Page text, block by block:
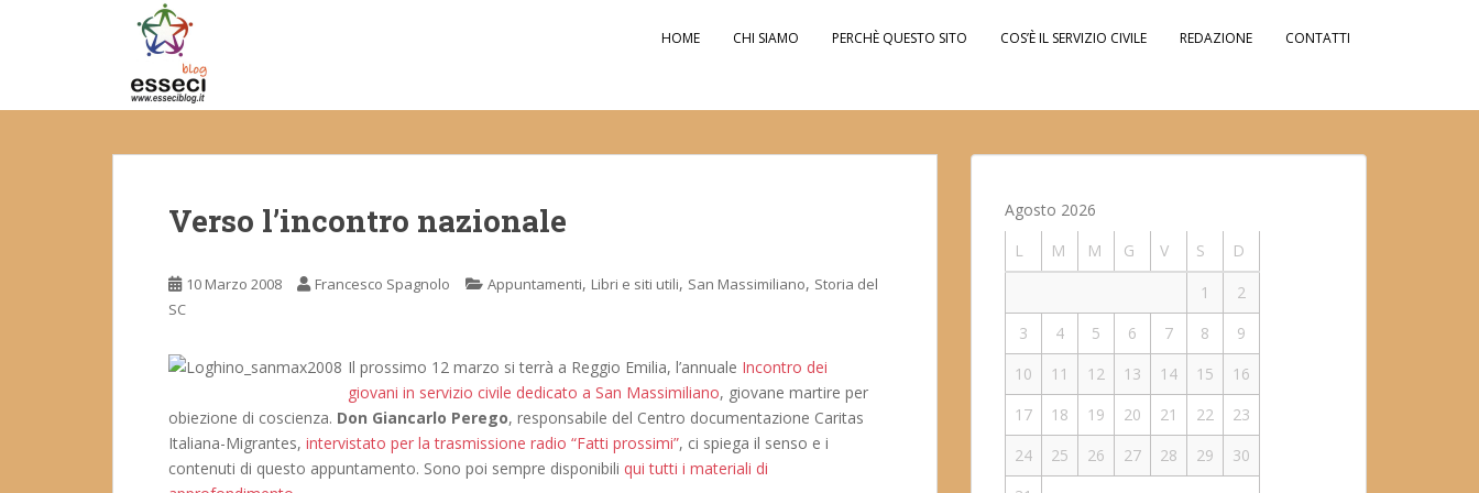
t
HOME CHI SIAMO PERCHÈ QUESTO SITO COS’È IL SERVIZIO CIVILE REDAZIONE CONTATTI
Verso l’incontro nazionale
10 Marzo 2008 Francesco Spagnolo Appuntamenti, Libri e siti utili, San Massimiliano, Storia del
SC
Il prossimo 12 marzo si terrà a Reggio Emilia, l’annuale Incontro dei
giovani in servizio civile dedicato a San Massimiliano, giovane martire per
obiezione di coscienza. Don Giancarlo Perego, responsabile del Centro documentazione Caritas
Italiana-Migrantes, intervistato per la trasmissione radio “Fatti prossimi”, ci spiega il senso e i
contenuti di questo appuntamento. Sono poi sempre disponibili qui tutti i materiali di
Agosto 2026
L
M M G V S
D
1
2
3
4 5 6 7 8
9
10
11 12 13 14 15
16
17
18 19 20 21 22
23
24
25 26 27 28 29
30